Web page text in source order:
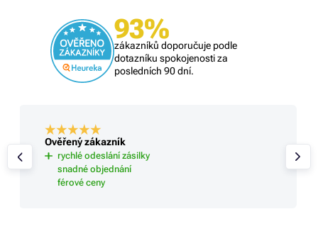
93%
zákazníků doporučuje podle
dotazníku spokojenosti za
posledních 90 dní.
Ověřený zákazník
rychlé odeslání zásilky
snadné objednání
férové ceny